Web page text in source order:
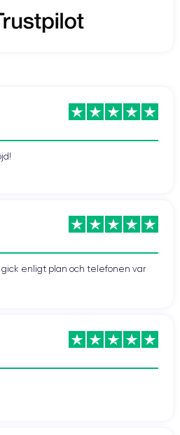
enligt plan och telefonen var